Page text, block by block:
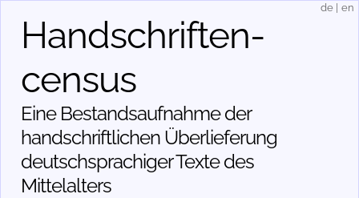
Handschriften­
census
Eine Bestandsaufnahme der
handschriftlichen Über­lieferung
deutschsprachiger Texte des
Mittelalters
de en